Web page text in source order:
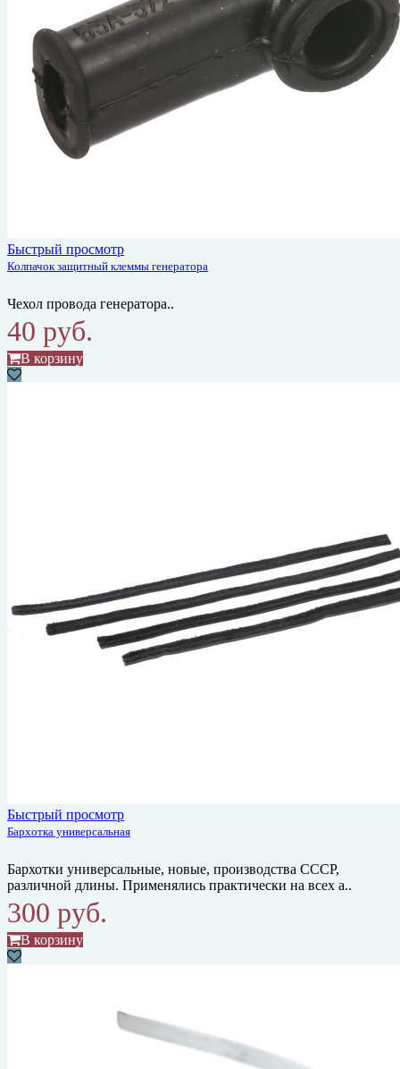
Быстрый просмотр
Колпачок защитный клеммы генератора
Чехол провода генератора..
40 руб.
В корзину
Быстрый просмотр
Бархотка универсальная
Бархотки универсальные, новые, производства СССР,
различной длины. Применялись практически на всех а..
300 руб.
В корзину